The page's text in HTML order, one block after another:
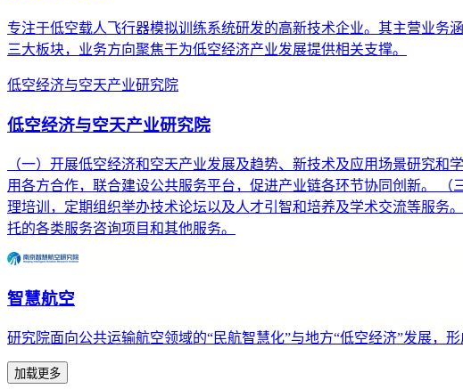
专注于低空载人飞行器模拟训练系统研发的高新技术企业。其主营业务
三大板块，业务方向聚焦于为低空经济产业发展提供相关支撑。
低空经济与空天产业研究院
低空经济与空天产业研究院
（一）开展低空经济和空天产业发展及趋势、新技术及应用场景研究
用各方合作，联合建设公共服务平台，促进产业链各环节协同创新。
理培训，定期组织举办技术论坛以及人才引智和培养及学术交流等服务
托的各类服务咨询项目和其他服务。
智慧航空
研究院面向公共运输航空领域的“民航智慧化”与地方“低空经济”发展，
加载更多